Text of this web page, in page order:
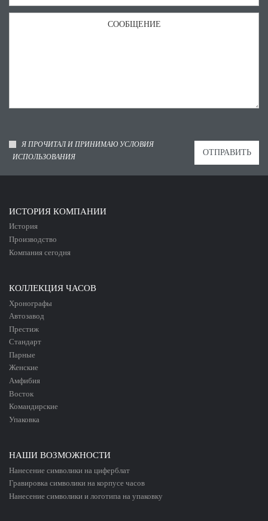
Я ПРОЧИТАЛ И ПРИНИМАЮ УСЛОВИЯ
ИСПОЛЬЗОВАНИЯ
ИСТОРИЯ КОМПАНИИ
История
Производство
Компания сегодня
КОЛЛЕКЦИЯ ЧАСОВ
Хронографы
Автозавод
Престиж
Стандарт
Парные
Женские
Амфибия
Восток
Командирские
Упаковка
НАШИ ВОЗМОЖНОСТИ
Нанесение символики на циферблат
Гравировка символики на корпусе часов
Нанесение символики и логотипа на упаковку